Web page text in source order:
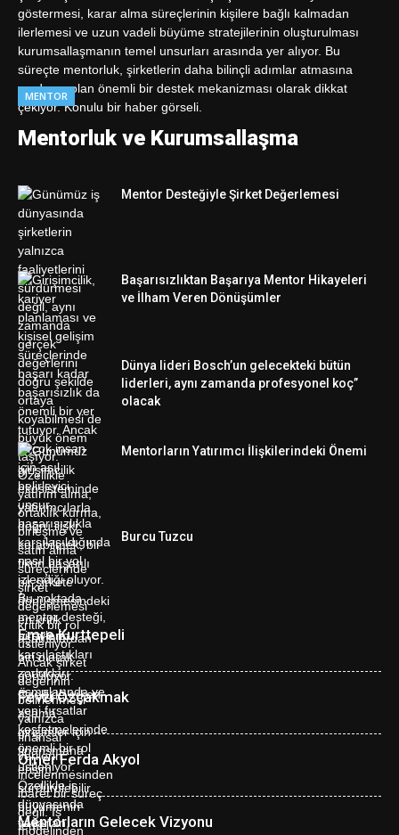
MENTOR
Mentorluk ve Kurumsallaşma
Mentor Desteğiyle Şirket Değerlemesi
Başarısızlıktan Başarıya Mentor Hikayeleri
ve İlham Veren Dönüşümler
Dünya lideri Bosch’un gelecekteki bütün
liderleri, aynı zamanda profesyonel koç”
olacak
Mentorların Yatırımcı İlişkilerindeki Önemi
Burcu Tuzcu
Emre Kurttepeli
Fevzi Özçakmak
Ömer Ferda Akyol
Mentorların Gelecek Vizyonu